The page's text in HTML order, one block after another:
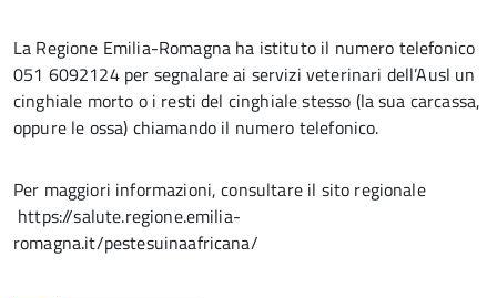
La Regione Emilia-Romagna ha istituto il numero telefonico
051 6092124 per segnalare ai servizi veterinari dell’Ausl un
cinghiale morto o i resti del cinghiale stesso (la sua carcassa,
oppure le ossa) chiamando il numero telefonico.
Per maggiori informazioni, consultare il sito regionale
https://salute.regione.emilia-
romagna.it/pestesuinaafricana/